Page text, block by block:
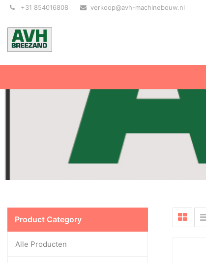
+31 854016808 verkoop@avh-machinebouw.nl
Product Category
Alle Producten